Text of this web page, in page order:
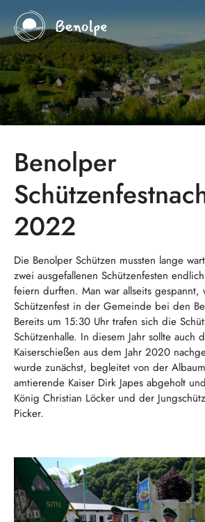
Benolper
2022
Die Benolper Schützen mussten lange
zwei ausgefallenen Schützenfesten
feiern durften. Man war allseits gespannt,
Schützenfest in der Gemeinde bei den
Bereits um 15:30 Uhr trafen sich die
Schützenhalle. In diesem Jahr sollte auch
Kaiserschießen aus dem Jahr 2020
wurde zunächst, begleitet von der
amtierende Kaiser Dirk Japes abgeholt
König Christian Löcker und der
Picker.